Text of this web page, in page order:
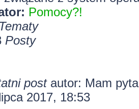
Pomocy?!
Tematy
Posty
postautor: Mam
2017, 18:53